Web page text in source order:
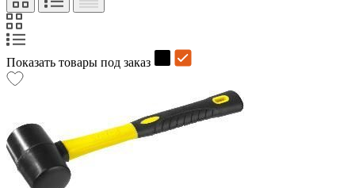
Показать товары под заказ